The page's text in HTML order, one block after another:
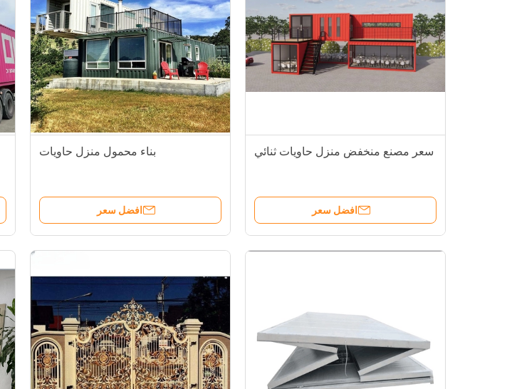
بناء محمول منزل حاويات
افضل سعر
سعر مصنع منخفض منزل حاويات ثنائي
افضل سعر